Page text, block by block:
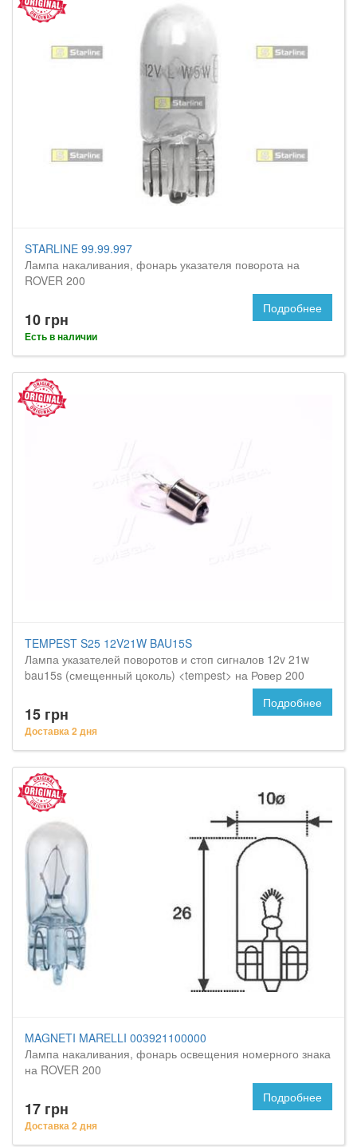
STARLINE 99.99.997
Лампа накаливания, фонарь указателя поворота на
ROVER 200
10 грн
Есть в наличии
Подробнее
TEMPEST S25 12V21W BAU15S
Лампа указателей поворотов и стоп сигналов 12v 21w
bau15s (смещенный цоколь) <tempest> на Ровер 200
15 грн
Доставка 2 дня
Подробнее
MAGNETI MARELLI 003921100000
Лампа накаливания, фонарь освещения номерного знака
на ROVER 200
17 грн
Доставка 2 дня
Подробнее